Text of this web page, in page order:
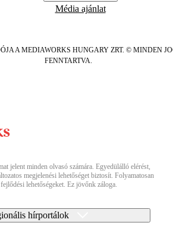
Média ajánlat
A MEDIAWORKS HUNGARY ZRT. © MINDEN
FENNTARTVA.
jelent minden olvasó számára. Egyedülálló elérést,
megjelenési lehetőséget biztosít. Folyamatosan
lehetőségeket. Ez jövőnk záloga.
hírportálok